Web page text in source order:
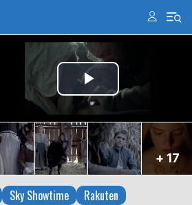
+ 17
Sky Showtime Rakuten